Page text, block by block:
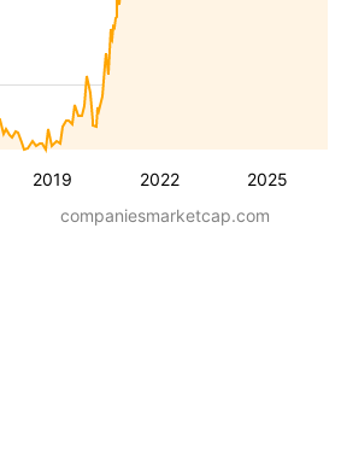
2019 2022 2025
companiesmarketcap.com